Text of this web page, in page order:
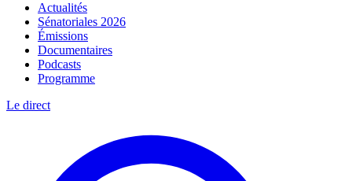
Actualités
Sénatoriales 2026
Émissions
Documentaires
Podcasts
Programme
Le direct